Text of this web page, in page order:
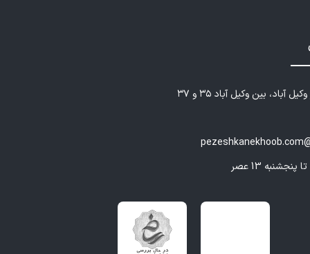
آباد، بین وکیل آباد ۳۵ و ۳۷